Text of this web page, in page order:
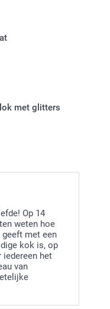
met glitters
Op 14
weten hoe
met een
kok is, op
het
van